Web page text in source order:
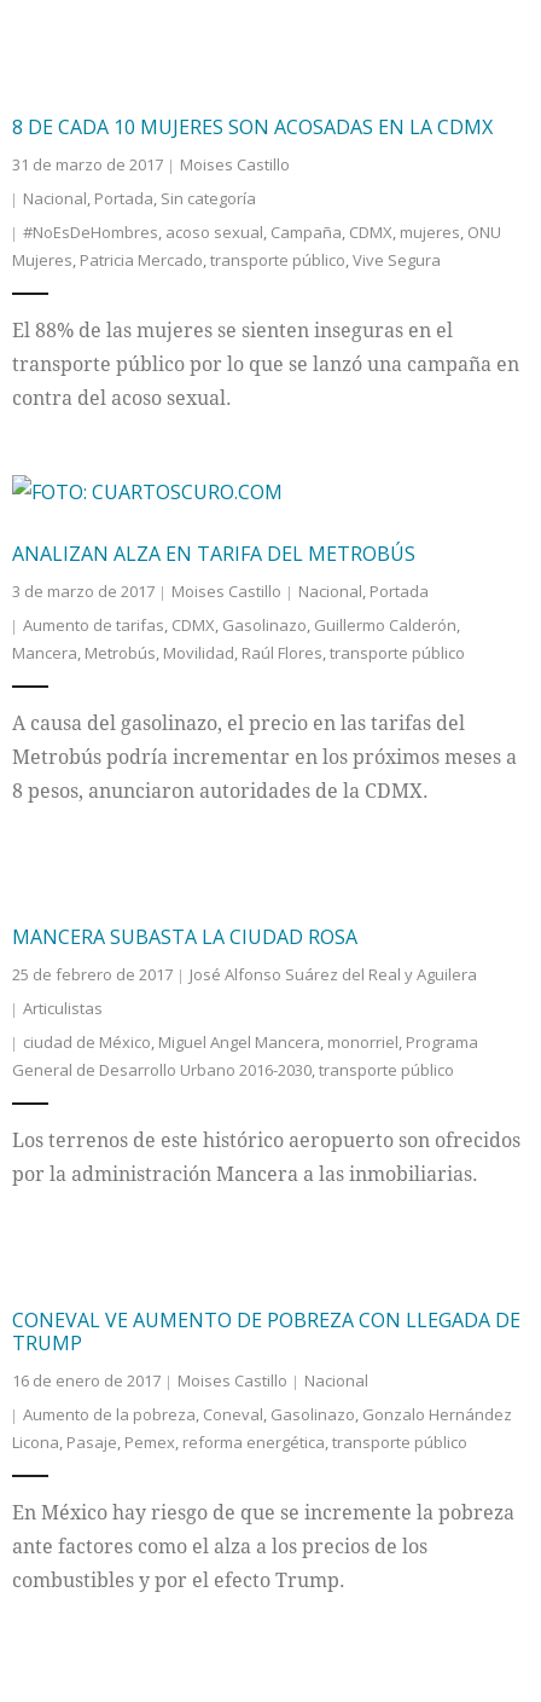
8 DE CADA 10 MUJERES SON ACOSADAS EN LA CDMX
31 de marzo de 2017
Moises Castillo
Nacional, Portada, Sin categoría
#NoEsDeHombres, acoso sexual, Campaña, CDMX, mujeres, ONU
Mujeres, Patricia Mercado,transporte público,Vive Segura
El 88% de las mujeres se sienten inseguras en el
transporte público por lo que se lanzó una campaña en
contra del acoso sexual.
ANALIZAN ALZA EN TARIFA DEL METROBÚS
3 de marzo de 2017 Moises Castillo Nacional, Portada
Aumento de tarifas, CDMX, Gasolinazo, Guillermo Calderón,
Mancera, Metrobús, Movilidad, Raúl Flores,transporte público
A causa del gasolinazo, el precio en las tarifas del
Metrobús podría incrementar en los próximos meses a
8 pesos, anunciaron autoridades de la CDMX.
MANCERA SUBASTA LA CIUDAD ROSA
25 de febrero de 2017
José Alfonso Suárez del Real y Aguilera
Articulistas
ciudad de México, Miguel Angel Mancera, monorriel, Programa
General de Desarrollo Urbano 2016-2030,transporte público
Los terrenos de este histórico aeropuerto son ofrecidos
por la administración Mancera a las inmobiliarias.
CONEVAL VE AUMENTO DE POBREZA CON LLEGADA DE
TRUMP
16 de enero de 2017 Moises Castillo
Nacional
Aumento de la pobreza, Coneval, Gasolinazo, Gonzalo Hernández
Licona, Pasaje, Pemex, reforma energética,transporte público
En México hay riesgo de que se incremente la pobreza
ante factores como el alza a los precios de los
combustibles y por el efecto Trump.